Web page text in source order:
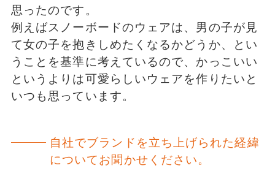
思ったのです。
例えばスノーボードのウェアは、男の子が見
て女の子を抱きしめたくなるかどうか、とい
うことを基準に考えているので、かっこいい
というよりは可愛らしいウェアを作りたいと
いつも思っています。
自社でブランドを立ち上げられた経緯
についてお聞かせください。